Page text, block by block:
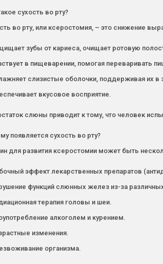
сухость во рту?
во рту, или ксеростомия, – это снижение
зубы от кариеса, очищает ротовую
в пищеварении, помогая переваривать
слизистые оболочки, поддерживая их в
вкусовое восприятие.
слюны приводит к тому, что человек
появляется сухость во рту?
для развития ксеростомии может быть
эффект лекарственных препаратов
функций слюнных желез из-за
терапия головы и шеи.
алкоголем и курением.
изменения.
организма.